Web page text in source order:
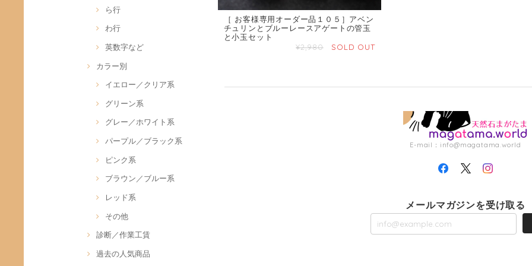
ら行
わ行
英数字など
カラー別
イエロー／クリア系
グリーン系
グレー／ホワイト系
パープル／ブラック系
ピンク系
ブラウン／ブルー系
レッド系
その他
診断／作業工賃
過去の人気商品
［ お客様専用オーダー品１０５］アベン
チュリンとブルーレースアゲートの管玉
と小玉セット
¥2,980
SOLD OUT
E-mail： info@magatama.world
メールマガジンを受け取る